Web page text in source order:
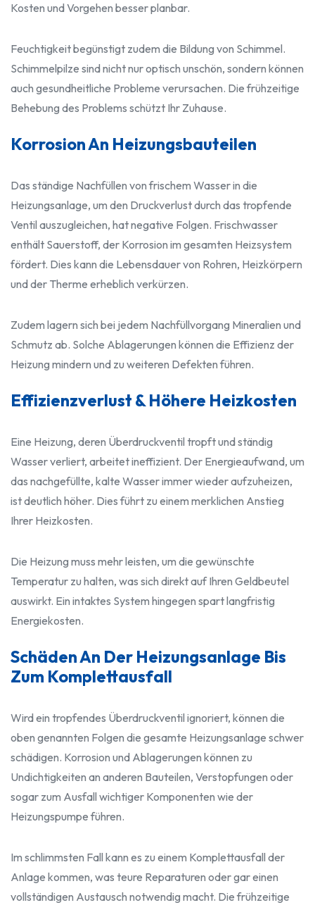
Kosten und Vorgehen besser planbar.
Feuchtigkeit begünstigt zudem die Bildung von Schimmel.
Schimmelpilze sind nicht nur optisch unschön, sondern können
auch gesundheitliche Probleme verursachen. Die frühzeitige
Behebung des Problems schützt Ihr Zuhause.
Korrosion An Heizungsbauteilen
Das ständige Nachfüllen von frischem Wasser in die
Heizungsanlage, um den Druckverlust durch das tropfende
Ventil auszugleichen, hat negative Folgen. Frischwasser
enthält Sauerstoff, der Korrosion im gesamten Heizsystem
fördert. Dies kann die Lebensdauer von Rohren, Heizkörpern
und der Therme erheblich verkürzen.
Zudem lagern sich bei jedem Nachfüllvorgang Mineralien und
Schmutz ab. Solche Ablagerungen können die Effizienz der
Heizung mindern und zu weiteren Defekten führen.
Effizienzverlust & Höhere Heizkosten
Eine Heizung, deren Überdruckventil tropft und ständig
Wasser verliert, arbeitet ineffizient. Der Energieaufwand, um
das nachgefüllte, kalte Wasser immer wieder aufzuheizen,
ist deutlich höher. Dies führt zu einem merklichen Anstieg
Ihrer Heizkosten.
Die Heizung muss mehr leisten, um die gewünschte
Temperatur zu halten, was sich direkt auf Ihren Geldbeutel
auswirkt. Ein intaktes System hingegen spart langfristig
Energiekosten.
Schäden An Der Heizungsanlage Bis
Zum Komplettausfall
Wird ein tropfendes Überdruckventil ignoriert, können die
oben genannten Folgen die gesamte Heizungsanlage schwer
schädigen. Korrosion und Ablagerungen können zu
Undichtigkeiten an anderen Bauteilen, Verstopfungen oder
sogar zum Ausfall wichtiger Komponenten wie der
Heizungspumpe führen.
Im schlimmsten Fall kann es zu einem Komplettausfall der
Anlage kommen, was teure Reparaturen oder gar einen
vollständigen Austausch notwendig macht. Die frühzeitige